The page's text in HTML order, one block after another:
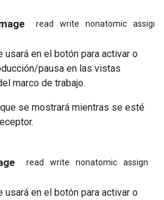
read write nonatomic assign
usará en el botón para activar o
pausa en las vistas
marco de trabajo.
se mostrará mientras se esté
read write nonatomic assign
usará en el botón para activar o